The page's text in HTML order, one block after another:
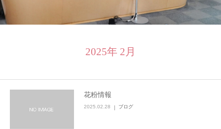
2025年 2月
花粉情報
2025.02.28 ブログ